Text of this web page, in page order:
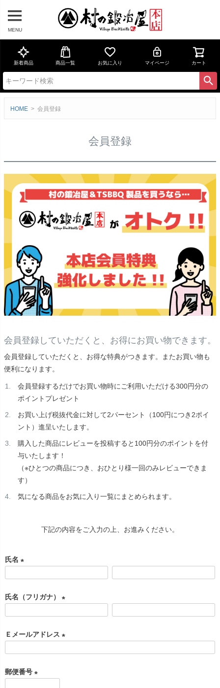
MENU
新着商品 商品一覧 お気に入り マイページ カート
HOME 会員登録
会員登録
会員登録していただくと、お得にお買い物できます。
会員登録していただくと、お得な特典がつきます。またお買い物も
便利になります。
会員登録するだけでお買い物時にご利用いただける300円分の
ポイントプレゼント
お買い上げ税抜代金に対して2パーセント（100円につき2ポイ
ント）進呈いたします。
購入した商品にレビューを投稿すると100円分のポイントを付
与いたします！
（※ひとつの商品につき、おひとり様一回のみレビューできま
す）
気になる商品をお気に入り一覧にまとめられます。
下記の内容をご入力の上、お進みください。
氏名
須
氏名（フリガナ）
須
Ｅメールアドレス
郵便番号